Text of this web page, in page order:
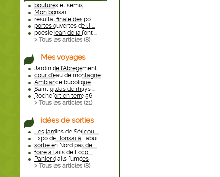
boutures et semis
Mon bonsai
resultat finale des po ...
portes ouvertes de l'i ...
poesie jean de la font ...
> Tous les articles (8)
Mes voyages
Jardin de l'Abrégement ...
cour d'eau de montagne
Ambiance bucolique
Saint gildas de rhuys ...
Rochefort en terre 56
> Tous les articles (21)
idées de sorties
Les jardins de Séricou ...
Expo de Bonsai à Labui ...
sortie en Nord pas de ...
foire à l'ails de Loco ...
Panier d'ails fumées
> Tous les articles (8)